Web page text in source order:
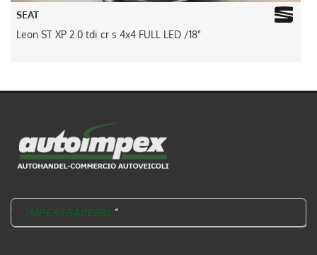
SEAT
Leon ST XP 2.0 tdi cr s 4x4 FULL LED /18"
IMPEXTRADESRL